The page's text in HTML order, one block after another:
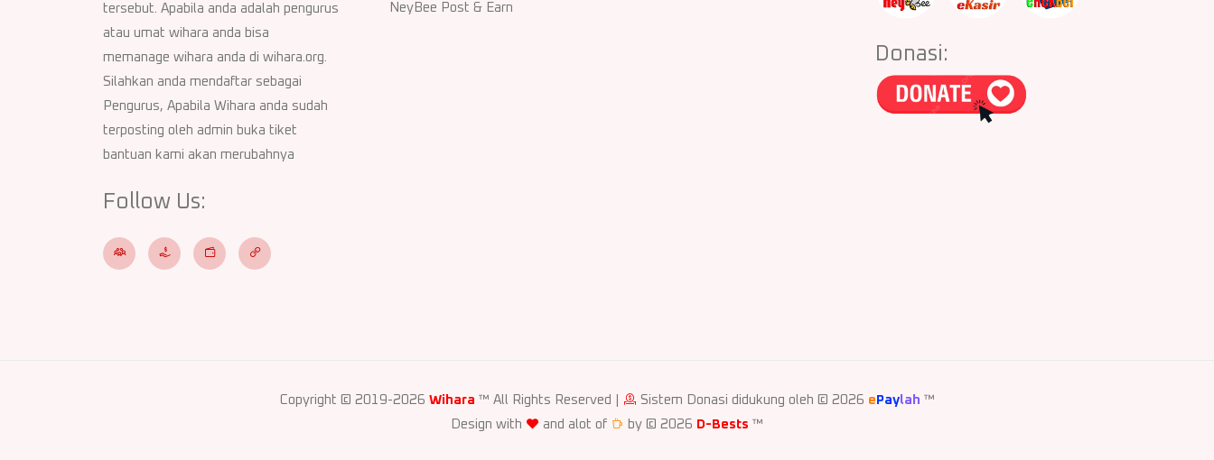
tersebut. Apabila anda adalah pengurus
atau umat wihara anda bisa
memanage wihara anda di wihara.org.
Silahkan anda mendaftar sebagai
Pengurus, Apabila Wihara anda sudah
terposting oleh admin buka tiket
bantuan kami akan merubahnya
Follow Us:
NeyBee Post & Earn
Donasi:
Copyright © 2019-2026 Wihara ™ All Rights Reserved | Sistem Donasi didukung oleh © 2026 e Paylah ™
Design with
and alot of by © 2026 D-Bests ™